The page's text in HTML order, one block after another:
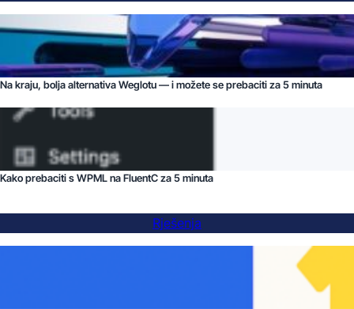
Na kraju, bolja alternativa Weglotu — i možete se prebaciti za 5 minuta
Kako prebaciti s WPML na FluentC za 5 minuta
Rješenja